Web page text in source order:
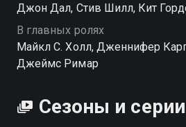
Джон Дал, Стив Шилл, Кит
В главных ролях
Майкл С. Холл, Дженнифер
Джеймс Римар
Сезоны и серии